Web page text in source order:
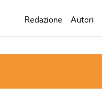
Redazione Autori